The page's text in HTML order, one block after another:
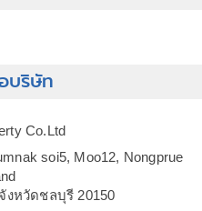
บริษัท
Co.Ltd
soi5, Moo12, Nongprue
งหวัดชลบุรี 20150